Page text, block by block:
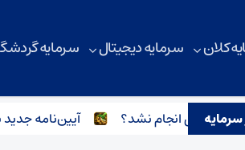
کلان سرمایه دیجیتال سرمایه
سرمایه
شرکتی انجام نشد؟ آیین‌نامه جدید